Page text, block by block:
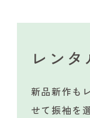
レン
新品新作も
せて振袖を